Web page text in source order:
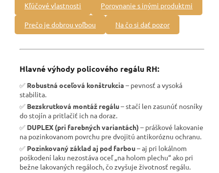
Kľúčové vlastnosti Porovnanie s inými produktmi
Prečo je dobrou voľbou Na čo si dať pozor
Hlavné výhody policového regálu RH:
✅ Robustná oceľová konštrukcia – pevnosť a vysoká
stabilita.
✅ Bezskrutková montáž regálu– stačí len zasunúť nosníky
do stojín a pritlačiť ich na doraz.
✅ DUPLEX (pri farebných variantách) – práškové lakovanie
na pozinkovanom povrchu pre dvojitú antikoróznu ochranu.
✅ Pozinkovaný základ aj pod farbou– aj pri lokálnom
poškodení laku nezostáva oceľ „na holom plechu“ ako pri
bežne lakovaných regáloch, čo zvyšuje životnosť regálu.